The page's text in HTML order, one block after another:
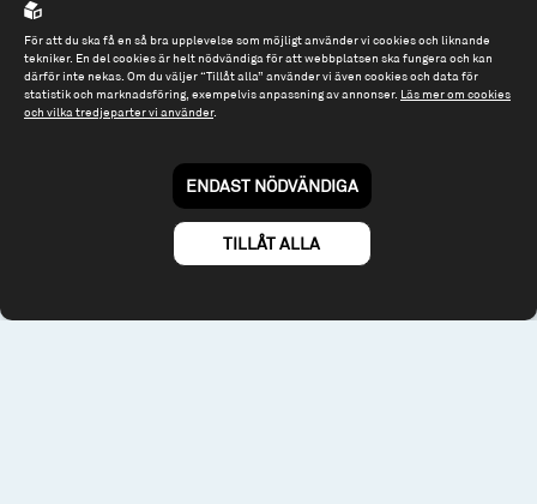
Tel: 08 - 545 813 40
Till spiltan.se
© 2026 - Spiltan Fonder AB
By Sphinxly
För att du ska få en så bra upplevelse som möjligt använder vi cookies och liknande
tekniker. En del cookies är helt nödvändiga för att webbplatsen ska fungera och kan
därför inte nekas. Om du väljer “Tillåt alla” använder vi även cookies och data för
statistik och marknadsföring, exempelvis anpassning av annonser. Läs mer om cookies
och vilka tredjeparter vi använder.
ENDAST NÖDVÄNDIGA
TILLÅT ALLA